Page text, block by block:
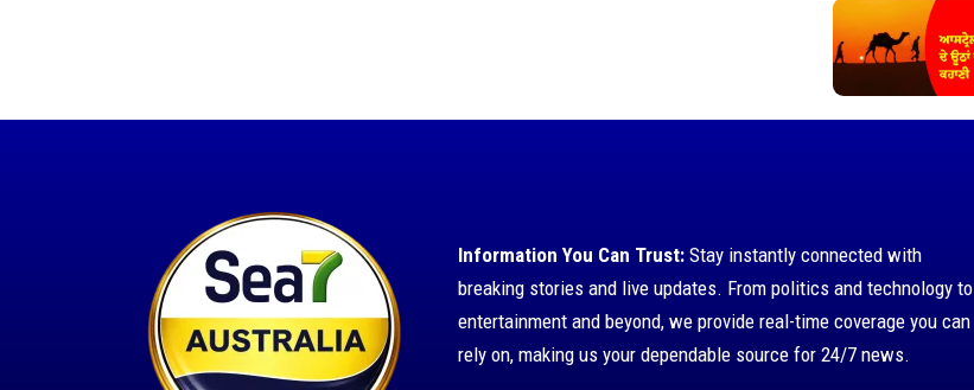
Information You Can Trust: Stay instantly connected with
breaking stories and live updates. From politics and technology to
entertainment and beyond, we provide real-time coverage you can
rely on, making us your dependable source for 24/7 news.